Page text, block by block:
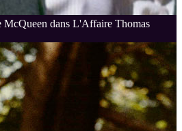
McQueen dans L'Affaire Thomas